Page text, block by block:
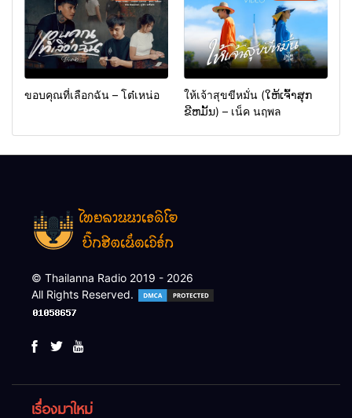
ขอบคุณที่เลือกฉัน – โต๋เหน่อ
ให้เจ้าสุขขีหมั่น (ໃຫ້ເຈົ້າສຸກ
ຂີຫມັ້ນ) – เน็ค นฤพล
© Thailanna Radio 2019 - 2026
All Rights Reserved.
เรื่องมาใหม่